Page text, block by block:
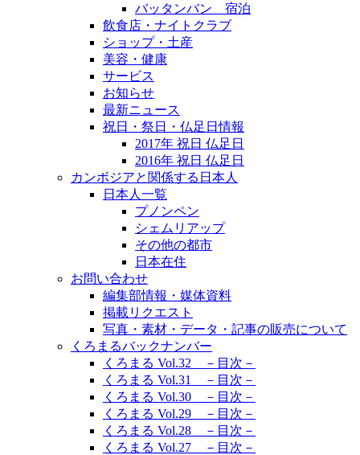
バッタンバン 宿泊
飲食店・ナイトクラブ
ショップ・土産
美容・健康
サービス
お知らせ
最新ニュース
祝日・祭日・仏足日情報
2017年 祝日 仏足日
2016年 祝日 仏足日
カンボジアと関係する日本人
日本人一覧
プノンペン
シェムリアップ
その他の都市
日本在住
お問い合わせ
編集部情報・媒体資料
掲載リクエスト
写真・素材・データ・記事の販売について
くろまるバックナンバー
くろまる Vol.32 －目次－
くろまる Vol.31 －目次－
くろまる Vol.30 －目次－
くろまる Vol.29 －目次－
くろまる Vol.28 －目次－
くろまる Vol.27 －目次－